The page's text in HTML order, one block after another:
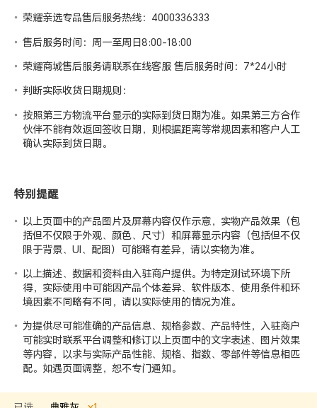
荣耀亲选专品售后服务热线：4000336333
售后服务时间：周一至周日8:00-18:00
荣耀商城售后服务请联系在线客服 售后服务时间：7*24小时
判断实际收货日期规则：
按照第三方物流平台显示的实际到货日期为准。如果第三方合作
伙伴不能有效返回签收日期，则根据距离等常规因素和客户人工
确认实际到货日期。
特别提醒
以上页面中的产品图片及屏幕内容仅作示意，实物产品效果（包
括但不仅限于外观、颜色、尺寸）和屏幕显示内容（包括但不仅
限于背景、UI、配图）可能略有差异，请以实物为准。
以上描述、数据和资料由入驻商户提供。为特定测试环境下所
得，实际使用中可能因产品个体差异、软件版本、使用条件和环
境因素不同略有不同，请以实际使用的情况为准。
为提供尽可能准确的产品信息、规格参数、产品特性，入驻商户
可能实时联系平台调整和修订以上页面中的文字表述、图片效果
等内容，以求与实际产品性能、规格、指数、零部件等信息相匹
配。如遇页面调整，恕不专门通知。